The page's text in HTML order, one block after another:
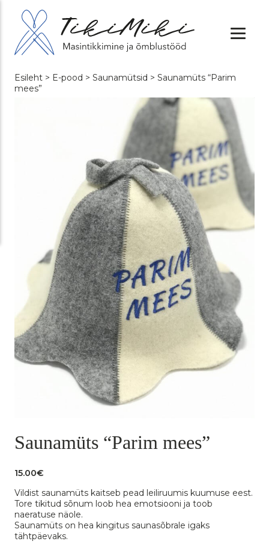
Esileht > E-pood > Saunamütsid > Saunamüts “Parim
mees”
Saunamüts “Parim mees”
15.00€
Vildist saunamüts kaitseb pead leiliruumis kuumuse eest.
Tore tikitud sõnum loob hea emotsiooni ja toob
naeratuse näole.
Saunamüts on hea kingitus saunasõbrale igaks
tähtpäevaks.